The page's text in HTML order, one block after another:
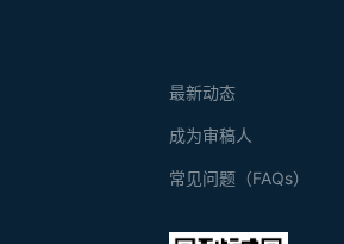
最新动态
成为审稿人
常见问题（FAQs）